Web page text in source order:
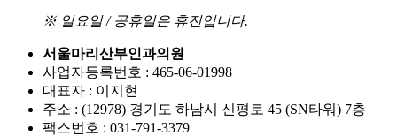
※ 일요일 / 공휴일은 휴진입니다.
서울마리산부인과의원
사업자등록번호 : 465-06-01998
대표자 : 이지현
주소 : (12978) 경기도 하남시 신평로 45 (SN타워) 7층
팩스번호 : 031-791-3379